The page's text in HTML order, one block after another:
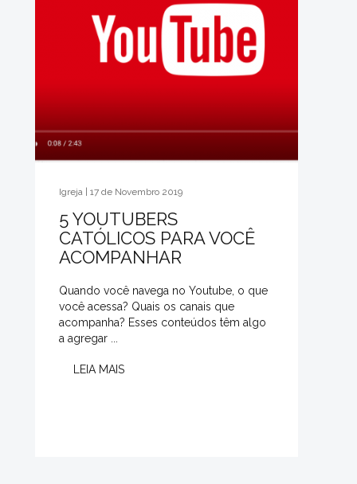
Igreja | 17 de Novembro 2019
5 YOUTUBERS
CATÓLICOS PARA VOCÊ
ACOMPANHAR
Quando você navega no Youtube, o que
você acessa? Quais os canais que
acompanha? Esses conteúdos têm algo
a agregar ...
LEIA MAIS